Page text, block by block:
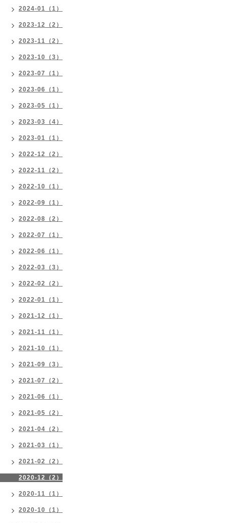
2024-01（1）
2023-12（2）
2023-11（2）
2023-10（3）
2023-07（1）
2023-06（1）
2023-05（1）
2023-03（4）
2023-01（1）
2022-12（2）
2022-11（2）
2022-10（1）
2022-09（1）
2022-08（2）
2022-07（1）
2022-06（1）
2022-03（3）
2022-02（2）
2022-01（1）
2021-12（1）
2021-11（1）
2021-10（1）
2021-09（3）
2021-07（2）
2021-06（1）
2021-05（2）
2021-04（2）
2021-03（1）
2021-02（2）
2020-12（2）
2020-11（1）
2020-10（1）